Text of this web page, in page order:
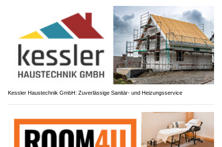
Kessler Haustechnik GmbH: Zuverlässige Sanitär- und Heizungsservice